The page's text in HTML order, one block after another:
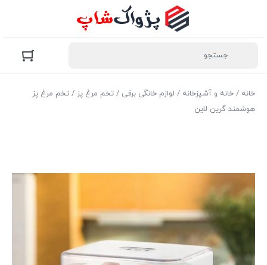
خانه / خانه و آشپزخانه / لوازم خانگی برقی / تخم مرغ پز / تخم مرغ پز
هوشمند گرین لاین